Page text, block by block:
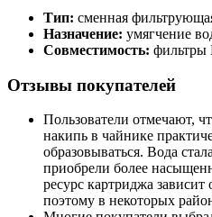
Тип: сменная
Назначение: умягчение
Совместимость: фильтры
Отзывы покупателей
Пользователи отмечают,
накипь в чайнике
образовываться. Вода
приобрели более
ресурс картриджа зависит
поэтому в некоторых